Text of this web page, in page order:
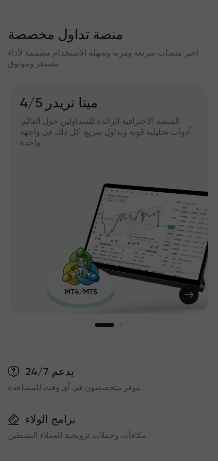
منصة تداول مخصصة
اختر منصات سريعة ومرنة وسهلة الاستخدام مصممة لأداء
مستقر وموثوق
میتا تریدر 4/5
المنصة الاحترافية الرائدة للمتداولين حول العالم.
أدوات تحليلية قوية وتداول سريع، كل ذلك في واجهة
واحدة.
يدعم 24/7
يتوفر متخصصون في أي وقت للمساعدة
برامج الولاء
مكافآت وحملات ترويجية للعملاء النشطين